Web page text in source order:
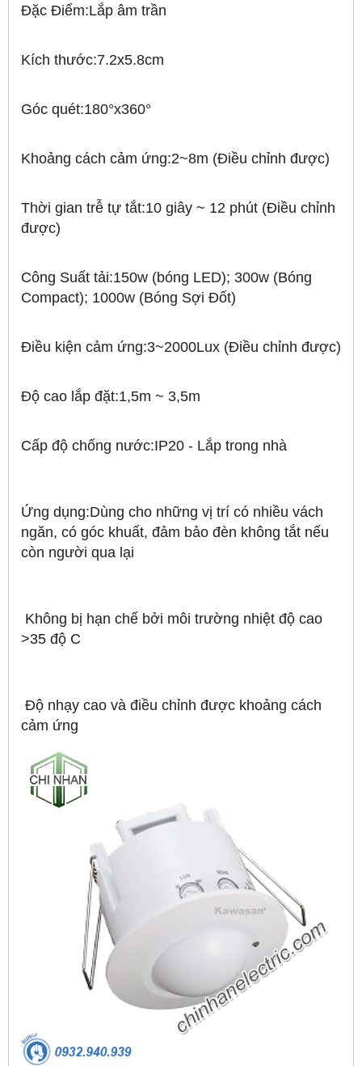
Đặc Điểm:Lắp âm trần
Kích thước:7.2x5.8cm
Góc quét:180°x360°
Khoảng cách cảm ứng:2~8m (Điều chỉnh được)
Thời gian trễ tự tắt:10 giây ~ 12 phút (Điều chỉnh
được)
Công Suất tải:150w (bóng LED); 300w (Bóng
Compact); 1000w (Bóng Sợi Đốt)
Điều kiện cảm ứng:3~2000Lux (Điều chỉnh được)
Độ cao lắp đặt:1,5m ~ 3,5m
Cấp độ chống nước:IP20 - Lắp trong nhà
Ứng dụng:Dùng cho những vị trí có nhiều vách
ngăn, có góc khuất, đảm bảo đèn không tắt nếu
còn người qua lại
Không bị hạn chế bởi môi trường nhiệt độ cao
>35 độ C
Độ nhạy cao và điều chỉnh được khoảng cách
cảm ứng